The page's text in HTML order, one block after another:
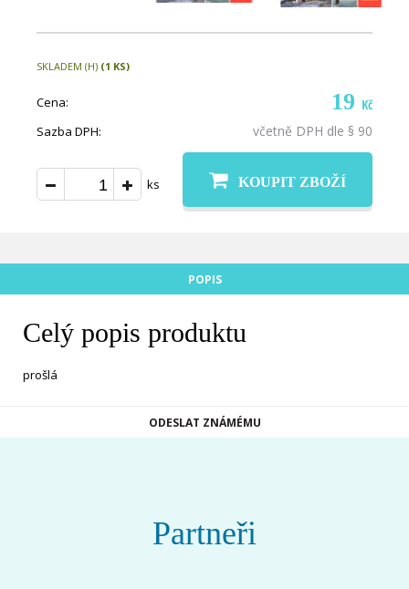
SKLADEM (H) (1 KS)
Cena: 19 Kč
Sazba DPH: včetně DPH dle § 90
ks KOUPIT ZBOŽÍ
POPIS
Celý popis produktu
prošlá
ODESLAT ZNÁMÉMU
Partneři